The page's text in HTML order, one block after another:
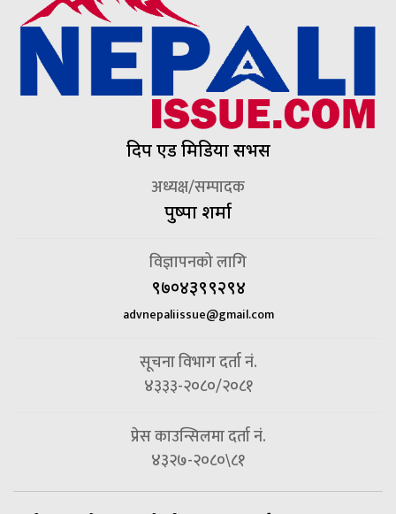
दिप एड मिडिया सर्भिस
अध्यक्ष/सम्पादक
पुष्पा शर्मा
विज्ञापनको लागि
९७०४३९९२९४
advnepaliissue@gmail.com
सूचना विभाग दर्ता नं.
४३३३-२०८०/२०८१
प्रेस काउन्सिलमा दर्ता नं.
४३२७-२०८०\८१